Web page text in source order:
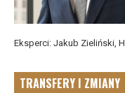
Eksperci: Jakub Zieliński,
TRANSFERY I ZMIANY